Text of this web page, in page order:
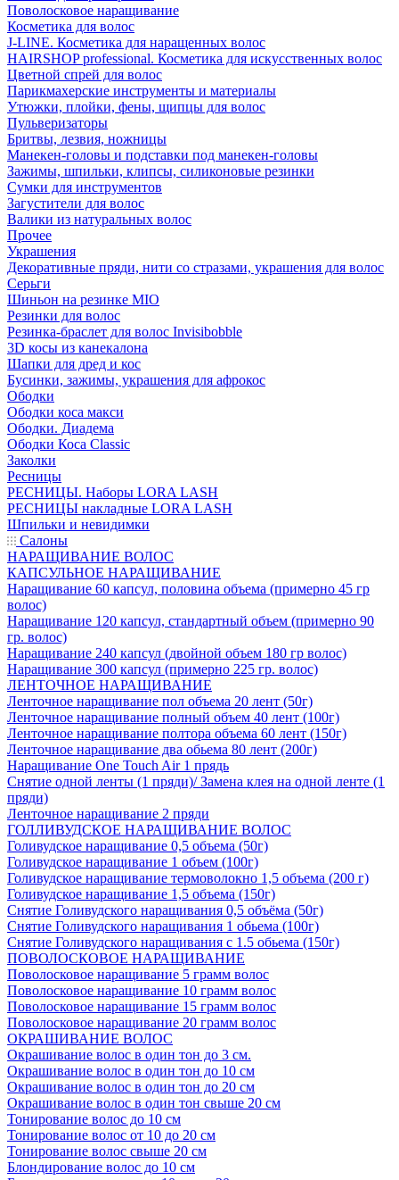
Поволосковое наращивание
Косметика для волос
J-LINE. Косметика для наращенных волос
HAIRSHOP professional. Косметика для искусственных волос
Цветной спрей для волос
Парикмахерские инструменты и материалы
Утюжки, плойки, фены, щипцы для волос
Пульверизаторы
Бритвы, лезвия, ножницы
Манекен-головы и подставки под манекен-головы
Зажимы, шпильки, клипсы, силиконовые резинки
Сумки для инструментов
Загустители для волос
Валики из натуральных волос
Прочее
Украшения
Декоративные пряди, нити со стразами, украшения для волос
Серьги
Шиньон на резинке MIO
Резинки для волос
Резинка-браслет для волос Invisibobble
3D косы из канекалона
Шапки для дред и кос
Бусинки, зажимы, украшения для афрокос
Ободки
Ободки коса макси
Ободки. Диадема
Ободки Коса Classic
Заколки
Ресницы
РЕСНИЦЫ. Наборы LORA LASH
РЕСНИЦЫ накладные LORA LASH
Шпильки и невидимки
Салоны
НАРАЩИВАНИЕ ВОЛОС
КАПСУЛЬНОЕ НАРАЩИВАНИЕ
Наращивание 60 капсул, половина объема (примерно 45 гр
волос)
Наращивание 120 капсул, стандартный объем (примерно 90
гр. волос)
Наращивание 240 капсул (двойной объем 180 гр волос)
Наращивание 300 капсул (примерно 225 гр. волос)
ЛЕНТОЧНОЕ НАРАЩИВАНИЕ
Ленточное наращивание пол объема 20 лент (50г)
Ленточное наращивание полный объем 40 лент (100г)
Ленточное наращивание полтора объема 60 лент (150г)
Ленточное наращивание два обьема 80 лент (200г)
Наращивание One Touch Air 1 прядь
Снятие одной ленты (1 пряди)/ Замена клея на одной ленте (1
пряди)
Ленточное наращивание 2 пряди
ГОЛЛИВУДСКОЕ НАРАЩИВАНИЕ ВОЛОС
Голивудское наращивание 0,5 объема (50г)
Голивудское наращивание 1 объем (100г)
Голивудское наращивание термоволокно 1,5 объема (200 г)
Голивудское наращивание 1,5 объема (150г)
Снятие Голивудского наращивания 0,5 объёма (50г)
Снятие Голивудского наращивания 1 обьема (100г)
Снятие Голивудского наращивания с 1.5 обьема (150г)
ПОВОЛОСКОВОЕ НАРАЩИВАНИЕ
Поволосковое наращивание 5 грамм волос
Поволосковое наращивание 10 грамм волос
Поволосковое наращивание 15 грамм волос
Поволосковое наращивание 20 грамм волос
ОКРАШИВАНИЕ ВОЛОС
Окрашивание волос в один тон до 3 см.
Окрашивание волос в один тон до 10 см
Окрашивание волос в один тон до 20 см
Окрашивание волос в один тон свыше 20 см
Тонирование волос до 10 см
Тонирование волос от 10 до 20 см
Тонирование волос свыше 20 см
Блондирование волос до 10 см